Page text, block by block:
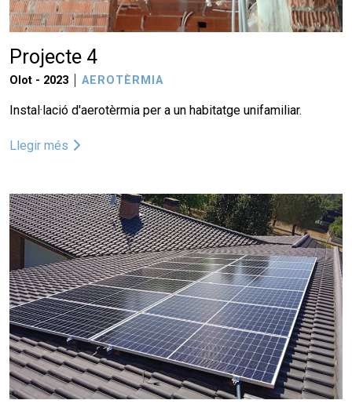
Projecte 4
Olot - 2023 AEROTÈRMIA
Instal·lació d'aerotèrmia per a un habitatge unifamiliar.
Llegir més